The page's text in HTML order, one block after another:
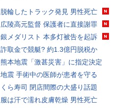
脱輪したトラック発見 男性死亡
広陵高元監督 保護者に直接謝罪
銀メダリスト 本多灯被告を起訴
詐取金で競艇? 約1.3億円脱税か
熊本地震「激甚災害」に指定決定
地震 手術中の医師が患者を守る
くら寿司 閉店間際の大盛り話題
服は汗で濡れ皮膚乾燥 男性死亡